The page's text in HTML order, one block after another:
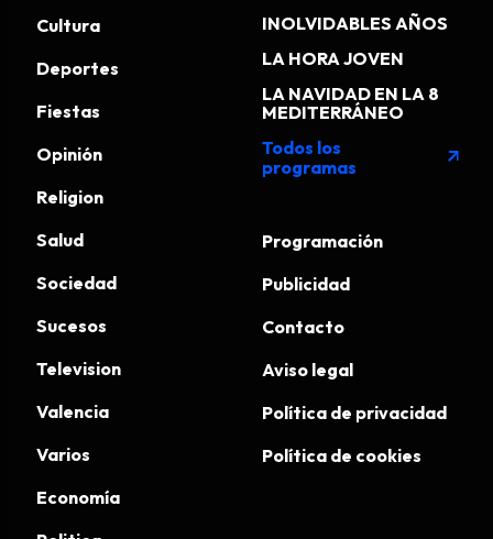
Cultura
Deportes
Fiestas
Opinión
Religion
Salud
Sociedad
Sucesos
Television
Valencia
Varios
Economía
INOLVIDABLES AÑOS
LA HORA JOVEN
LA NAVIDAD EN LA 8
MEDITERRÁNEO
Todos los
programas
arrow_outward
Programación
Publicidad
Contacto
Aviso legal
Política de privacidad
Política de cookies